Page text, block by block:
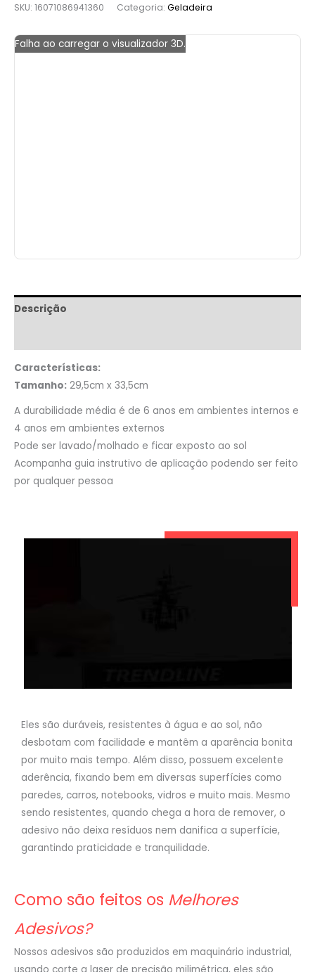
SKU: 16071086941360 Categoria: Geladeira
Falha ao carregar o visualizador 3D.
Descrição
Características:
Tamanho: 29,5cm x 33,5cm
A durabilidade média é de 6 anos em ambientes internos e
4 anos em ambientes externos
Pode ser lavado/molhado e ficar exposto ao sol
Acompanha guia instrutivo de aplicação podendo ser feito
por qualquer pessoa
Eles são duráveis, resistentes à água e ao sol, não
desbotam com facilidade e mantêm a aparência bonita
por muito mais tempo. Além disso, possuem excelente
aderência, fixando bem em diversas superfícies como
paredes, carros, notebooks, vidros e muito mais. Mesmo
sendo resistentes, quando chega a hora de remover, o
adesivo não deixa resíduos nem danifica a superfície,
garantindo praticidade e tranquilidade.
Como são feitos os Melhores
Adesivos?
Nossos adesivos são produzidos em maquinário industrial,